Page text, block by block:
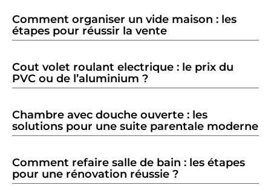
Comment organiser un vide maison : les
étapes pour réussir la vente
Cout volet roulant electrique : le prix du
PVC ou de l’aluminium ?
Chambre avec douche ouverte : les
solutions pour une suite parentale moderne
Comment refaire salle de bain : les étapes
pour une rénovation réussie ?